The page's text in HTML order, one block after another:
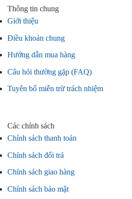
Thông tin chung
Giới thiệu
Điều khoản chung
Hướng dẫn mua hàng
Câu hỏi thường gặp (FAQ)
Tuyên bố miễn trừ trách nhiệm
Các chính sách
Chính sách thanh toán
Chính sách đổi trả
Chính sách giao hàng
Chính sách bảo mật